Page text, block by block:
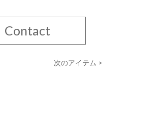
Contact
次のアイテム >